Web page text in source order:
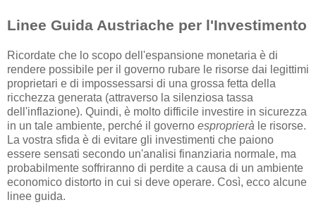
Linee Guida Austriache per l'Investimento
Ricordate che lo scopo dell'espansione monetaria è di
rendere possibile per il governo rubare le risorse dai legittimi
proprietari e di impossessarsi di una grossa fetta della
ricchezza generata (attraverso la silenziosa tassa
dell'inflazione). Quindi, è molto difficile investire in sicurezza
in un tale ambiente, perché il governo esproprierà le risorse.
La vostra sfida è di evitare gli investimenti che paiono
essere sensati secondo un'analisi finanziaria normale, ma
probabilmente soffriranno di perdite a causa di un ambiente
economico distorto in cui si deve operare. Così, ecco alcune
linee guida.